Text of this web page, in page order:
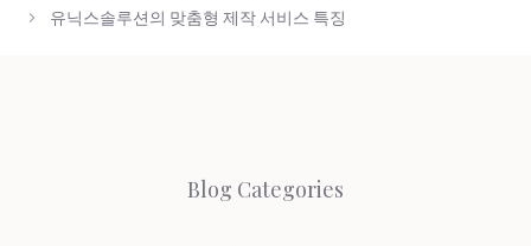
유닉스솔루션의 맞춤형 제작 서비스 특징
Blog Categories